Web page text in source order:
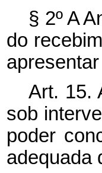
§ 2º A
do
Art. 15.
sob
poder
adequada